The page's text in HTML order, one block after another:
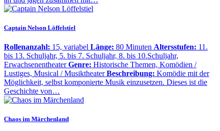
Captain Nelson Löffelstiel
Rollenanzahl: 15, variabel Länge: 80 Minuten Altersstufen: 11.
bis 13. Schuljahr, 5. bis 7. Schuljahr, 8. bis 10.Schuljahr,
Erwachsenentheater Genre: Historische Themen, Komödien /
Lustiges, Musical / Musiktheater Beschreibung: Komödie mit der
Möglichkeit, selbst komponierte Musik einzusetzen. Dieses ist die
Geschichte von…
Chaos im Märchenland